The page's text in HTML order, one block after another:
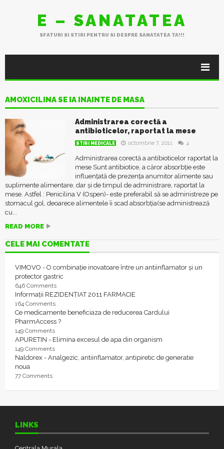
E – SANATATEA
SFATURI SI STIRI PENTRU SI DESPRE SANATATEA TA!!!
AMOXICILINA SE IA INAINTE DE MASA
Administrarea corectă a
antibioticelor, raportat la mese
STIRI MEDICALE octombrie 7, 2011 4
Administrarea corectă a antibioticelor raportat la
mese Sunt antibiotice, a căror absorbție este
influențată de prezența anumitor alimente sau
suplimente alimentare, dar și de timpul de administrare, raportat la
mese. Astfel : Penicilina V (Ospen)- este preferabil să se administreze pe
stomacul gol, deoarece alimentele îi scad absorbția(se administrează
cu...
READ MORE
CELE MAI COMENTATE
VIMOVO - O combinație inovatoare între un antiinflamator și un
protector gastric
646 Comments
Informații REZIDENȚIAT 2011 FARMACIE
164 Comments
Ce medicamente beneficiaza de reducerea Cardului
PharmAccess ?
149 Comments
APURETIN - Elimina excesul de apa din organism
149 Comments
Naldorex - Analgezic, antiinflamator, antipiretic de generatie
noua
77 Comments
LINKS